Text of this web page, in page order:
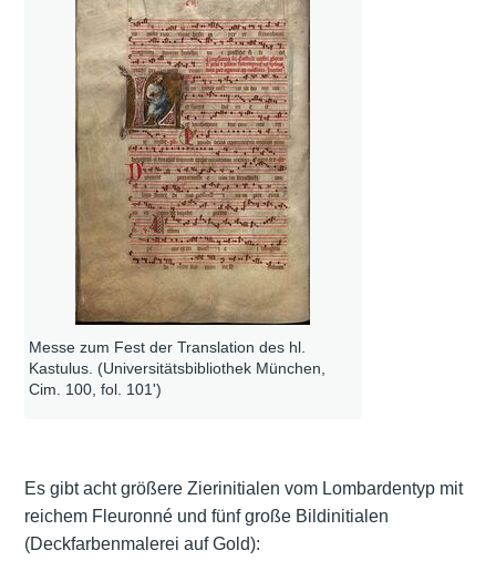
Messe zum Fest der Translation des hl.
Kastulus. (Universitätsbibliothek München,
Cim. 100, fol. 101')
Es gibt acht größere Zierinitialen vom Lombardentyp mit
reichem Fleuronné und fünf große Bildinitialen
(Deckfarbenmalerei auf Gold):